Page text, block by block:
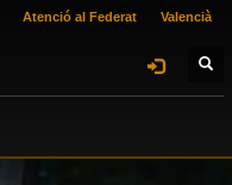
Atenció al Federat Valencià